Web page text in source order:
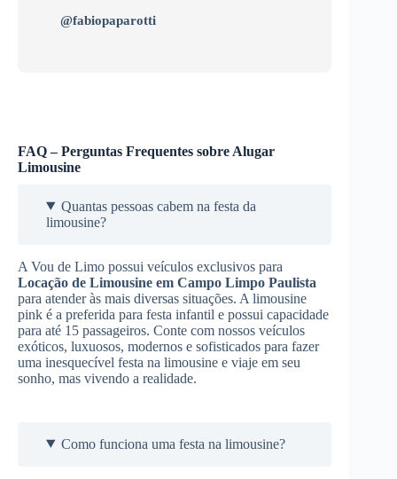
@fabiopaparotti
FAQ – Perguntas Frequentes sobre Alugar
Limousine
Quantas pessoas cabem na festa da
limousine?
A Vou de Limo possui veículos exclusivos para
Locação de Limousine em Campo Limpo Paulista
para atender às mais diversas situações. A limousine
pink é a preferida para festa infantil e possui capacidade
para até 15 passageiros. Conte com nossos veículos
exóticos, luxuosos, modernos e sofisticados para fazer
uma inesquecível festa na limousine e viaje em seu
sonho, mas vivendo a realidade.
Como funciona uma festa na limousine?